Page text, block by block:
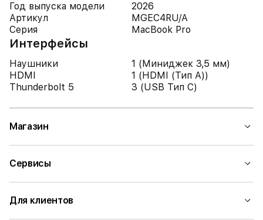
Год выпуска модели
2026
Артикул
MGEC4RU/A
Серия
MacBook Pro
Интерфейсы
Наушники
1 (Миниджек 3,5 мм)
HDMI
1 (HDMI (Тип A))
Thunderbolt 5
3 (USB Тип C)
Магазин
Сервисы
Для клиентов